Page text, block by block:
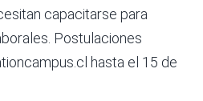
capacitarse para
Postulaciones
hasta el 15 de